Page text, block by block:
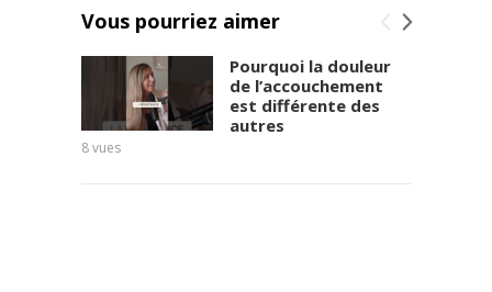
Vous pourriez aimer
Pourquoi la douleur
de l’accouchement
est différente des
autres
8vues